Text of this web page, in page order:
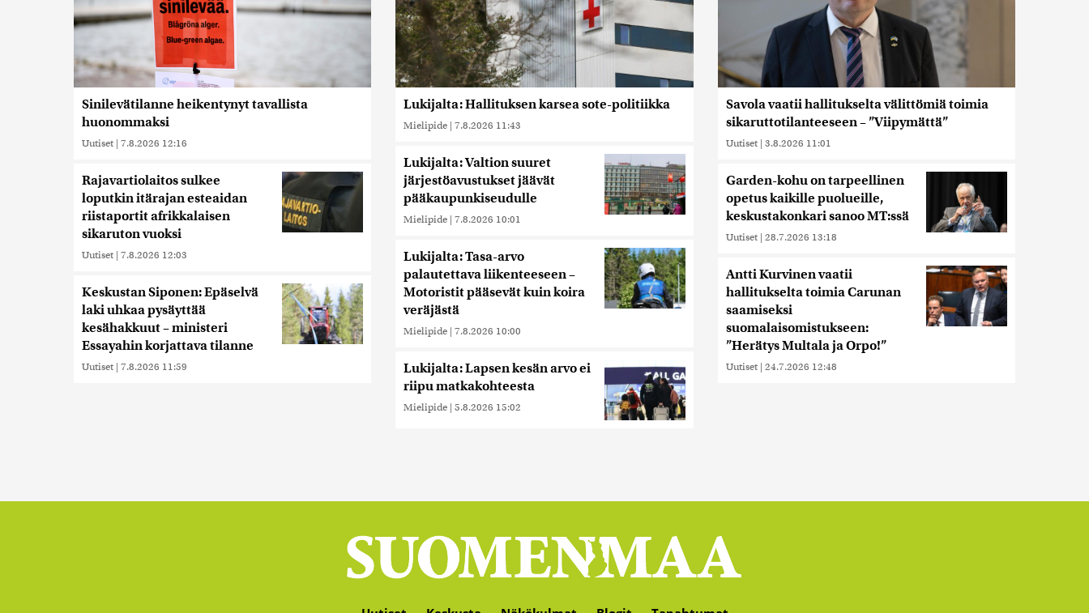
Sinilevätilanne heikentynyt tavallista
huonommaksi
Uutiset | 7.8.2026 12:16
Rajavartiolaitos sulkee
loputkin itärajan esteaidan
riistaportit afrikkalaisen
sikaruton vuoksi
Uutiset | 7.8.2026 12:03
Keskustan Siponen: Epäselvä
laki uhkaa pysäyttää
kesähakkuut – ministeri
Essayahin korjattava tilanne
Uutiset | 7.8.2026 11:59
Lukijalta: Hallituksen karsea sote-politiikka
Mielipide | 7.8.2026 11:43
Lukijalta: Valtion suuret
järjestöavustukset jäävät
pääkaupunkiseudulle
Mielipide | 7.8.2026 10:01
Lukijalta: Tasa-arvo
palautettava liikenteeseen –
Motoristit pääsevät kuin koira
veräjästä
Mielipide | 7.8.2026 10:00
Lukijalta: Lapsen kesän arvo ei
riipu matkakohteesta
Mielipide | 5.8.2026 15:02
Savola vaatii hallitukselta välittömiä toimia
sikaruttotilanteeseen – ”Viipymättä”
Uutiset | 3.8.2026 11:01
Garden-kohu on tarpeellinen
opetus kaikille puolueille,
keskustakonkari sanoo MT:ssä
Uutiset | 28.7.2026 13:18
Antti Kurvinen vaatii
hallitukselta toimia Carunan
saamiseksi
suomalaisomistukseen:
”Herätys Multala ja Orpo!”
Uutiset | 24.7.2026 12:48